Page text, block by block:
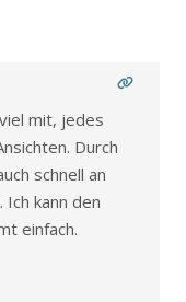
mit, jedes
Durch
schnell an
kann den
einfach.